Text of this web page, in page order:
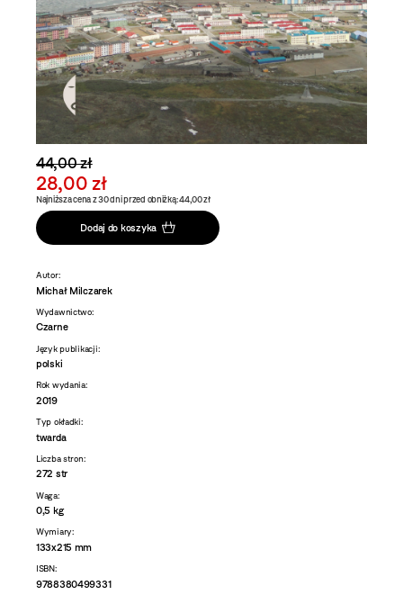
44,00 zł
28,00 zł
Najniższa cena z 30 dni przed obniżką: 44,00 zł
Dodaj do koszyka
Autor:
Michał Milczarek
Wydawnictwo:
Czarne
Język publikacji:
polski
Rok wydania:
2019
Typ okładki:
twarda
Liczba stron:
272 str
Waga:
0,5 kg
Wymiary:
133x215 mm
ISBN:
9788380499331